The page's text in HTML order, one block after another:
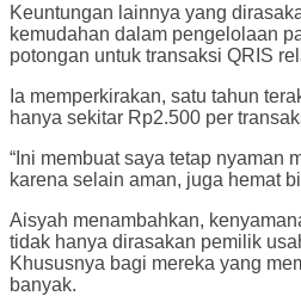
Keuntungan lainnya yang
kemudahan dalam pengelolaan
potongan untuk transaksi QRIS
Ia memperkirakan, satu tahun
hanya sekitar Rp2.500 per
“Ini membuat saya tetap nyaman
karena selain aman, juga hemat
Aisyah menambahkan,
tidak hanya dirasakan pemilik
Khususnya bagi mereka yang
banyak.